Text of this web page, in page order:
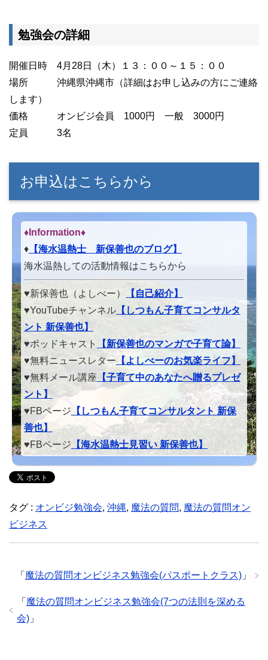
勉強会の詳細
開催日時 4月28日（木）１３：００～１５：００
場所 沖縄県沖縄市（詳細はお申し込みの方にご連絡
します）
価格 オンビジ会員 1000円 一般 3000円
定員 3名
お申込はこちらから
♦Information♦︎
♦ 【海水温熱士 新保善也のブログ】
海水温熱しての活動情報はこちらから
♥新保善也（よしべー）
【自己紹介】
♥YouTubeチャンネル 【しつもん子育てコンサルタ
ント 新保善也】
♥ポッドキャスト
【新保善也のマンガで子育て論】
♥無料ニュースレター【よしべーのお気楽ライフ】
♥無料メール講座 【子育て中のあなたへ贈るプレゼ
ント】
♥FBページ 【しつもん子育てコンサルタント 新保
善也】
♥FBページ 【海水温熱士見習い 新保善也】
タグ : オンビジ勉強会, 沖縄, 魔法の質問, 魔法の質問オン
ビジネス
「 魔法の質問オンビジネス勉強会(パスポートクラス) 」
「 魔法の質問オンビジネス勉強会(7つの法則を深める
会) 」